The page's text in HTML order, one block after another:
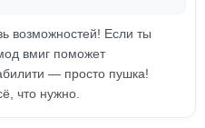
возможностей! Если ты
вмиг поможет
— просто пушка!
что нужно.